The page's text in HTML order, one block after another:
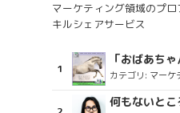
マーケティング領域のプ
キルシェアサービス
カテゴリ: マーケ
何もないと